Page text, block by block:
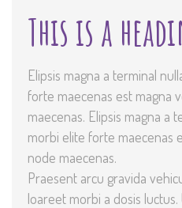
This is a
Elipsis magna a terminal
forte maecenas est magna
maecenas. Elipsis magna a
morbi elite forte maecenas
node maecenas.
Praesent arcu gravida
loareet morbi a dosis